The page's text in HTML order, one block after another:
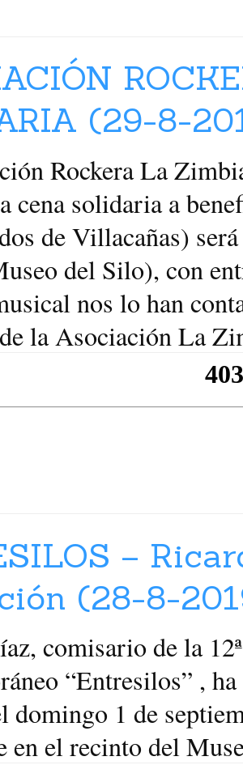
(29-8-
Rockera La
cena solidaria a
de Villacañas)
del Silo), con
nos lo han
la Asociación La
–
(28-8-
comisario de la
“Entresilos” ,
domingo 1 de
en el recinto del